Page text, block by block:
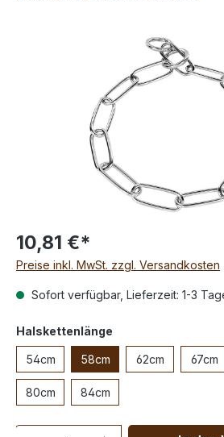
10,81 €*
Preise inkl. MwSt. zzgl. Versandkosten
Sofort verfügbar, Lieferzeit: 1-3
Halskettenlänge
54cm 58cm 62cm 67cm
80cm 84cm
Anzahl